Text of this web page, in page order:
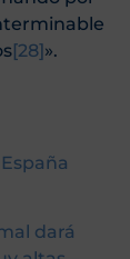
[28] ».
dará